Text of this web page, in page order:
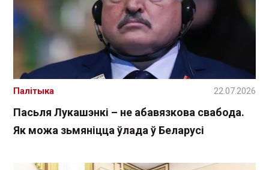
Пасьля Лукашэнкі – не абавязкова свабода.
Як можа зьмяніцца ўлада ў Беларусі
Палітыка 22.07.2026